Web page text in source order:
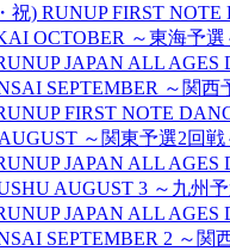
祝) RUNUP FIRST
OCTOBER ～東海予選
JAPAN ALL AGES
SEPTEMBER ～関西
FIRST NOTE
～関東予選2回戦
JAPAN ALL AGES
AUGUST 3 ～九州
JAPAN ALL AGES
SEPTEMBER 2 ～関